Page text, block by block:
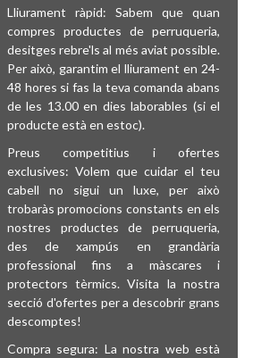
Lliurament ràpid: Sabem que quan
compres productes de perruqueria,
desitges rebre'ls al més aviat possible.
Per això, garantim el lliurament en 24-
48 hores si fas la teva comanda abans
de les 13.00 en dies laborables (si el
producte està en estoc).
Preus competitius i ofertes
exclusives: Volem que cuidar el teu
cabell no sigui un luxe, per això
trobaràs promocions constants en els
nostres productes de perruqueria,
des de xampús en grandària
professional fins a màscares i
protectors tèrmics. Visita la nostra
secció d'ofertes per a descobrir grans
descomptes!
Compra segura: La nostra web està